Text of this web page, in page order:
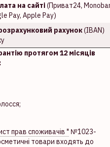
на сайті(Приват24,
Pay, Apple Pay)
рахунок(IBAN)
протягом 12 місяців
прав споживачів " №1023-
товари входять до